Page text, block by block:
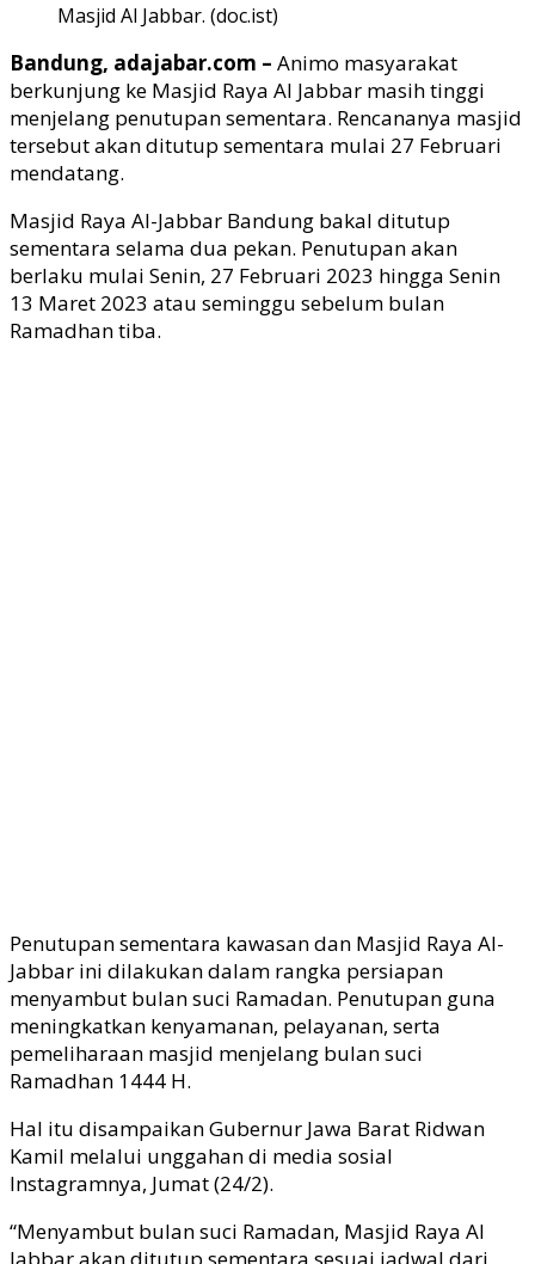
Masjid Al Jabbar. (doc.ist)
Bandung, adajabar.com – Animo masyarakat
berkunjung ke Masjid Raya Al Jabbar masih tinggi
menjelang penutupan sementara. Rencananya masjid
tersebut akan ditutup sementara mulai 27 Februari
mendatang.
Masjid Raya Al-Jabbar Bandung bakal ditutup
sementara selama dua pekan. Penutupan akan
berlaku mulai Senin, 27 Februari 2023 hingga Senin
13 Maret 2023 atau seminggu sebelum bulan
Ramadhan tiba.
Penutupan sementara kawasan dan Masjid Raya Al-
Jabbar ini dilakukan dalam rangka persiapan
menyambut bulan suci Ramadan. Penutupan guna
meningkatkan kenyamanan, pelayanan, serta
pemeliharaan masjid menjelang bulan suci
Ramadhan 1444 H.
Hal itu disampaikan Gubernur Jawa Barat Ridwan
Kamil melalui unggahan di media sosial
Instagramnya, Jumat (24/2).
“Menyambut bulan suci Ramadan, Masjid Raya Al
Jabbar akan ditutup sementara sesuai jadwal dari